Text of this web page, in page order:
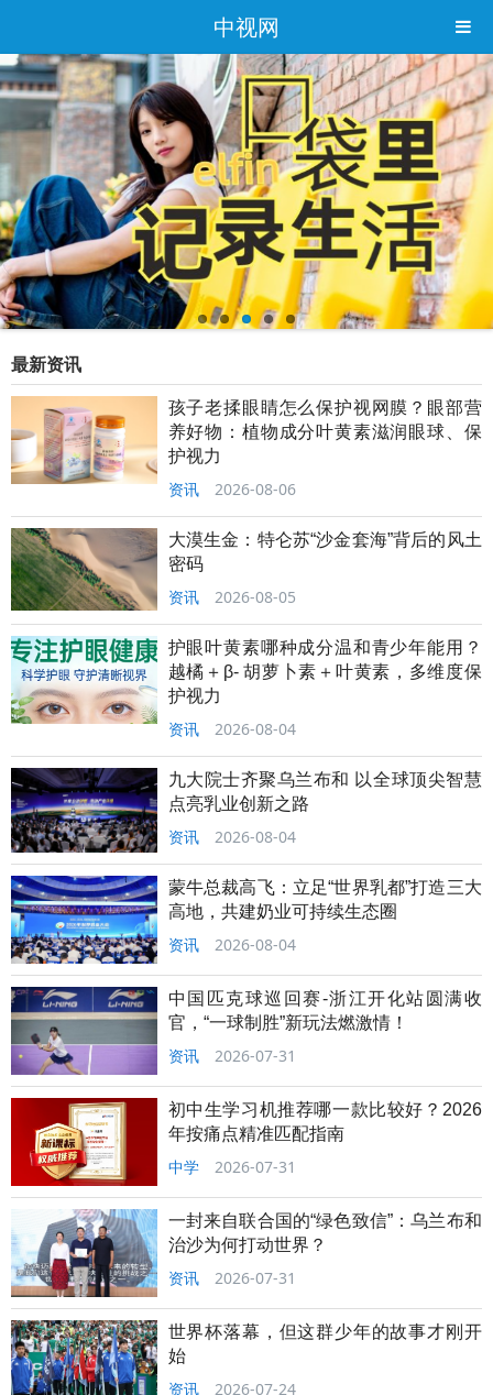
中视网
最新资讯
孩子老揉眼睛怎么保护视网膜？眼部营
养好物：植物成分叶黄素滋润眼球、保
护视力
资讯 2026-08-06
大漠生金：特仑苏“沙金套海”背后的风土
密码
资讯 2026-08-05
护眼叶黄素哪种成分温和青少年能用？
越橘＋β- 胡萝卜素＋叶黄素，多维度保
护视力
资讯 2026-08-04
九大院士齐聚乌兰布和 以全球顶尖智慧
点亮乳业创新之路
资讯 2026-08-04
蒙牛总裁高飞：立足“世界乳都”打造三大
高地，共建奶业可持续生态圈
资讯 2026-08-04
中国匹克球巡回赛-浙江开化站圆满收
官，“一球制胜”新玩法燃激情！
资讯 2026-07-31
初中生学习机推荐哪一款比较好？2026
年按痛点精准匹配指南
中学 2026-07-31
一封来自联合国的“绿色致信”：乌兰布和
治沙为何打动世界？
资讯 2026-07-31
世界杯落幕，但这群少年的故事才刚开
始
资讯 2026-07-24